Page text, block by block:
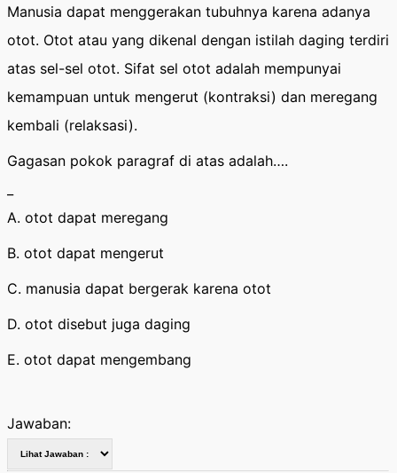
Manusia dapat menggerakan tubuhnya karena adanya
otot. Otot atau yang dikenal dengan istilah daging terdiri
atas sel-sel otot. Sifat sel otot adalah mempunyai
kemampuan untuk mengerut (kontraksi) dan meregang
kembali (relaksasi).
Gagasan pokok paragraf di atas adalah….
A. otot dapat meregang
B. otot dapat mengerut
C. manusia dapat bergerak karena otot
D. otot disebut juga daging
E. otot dapat mengembang
Jawaban: